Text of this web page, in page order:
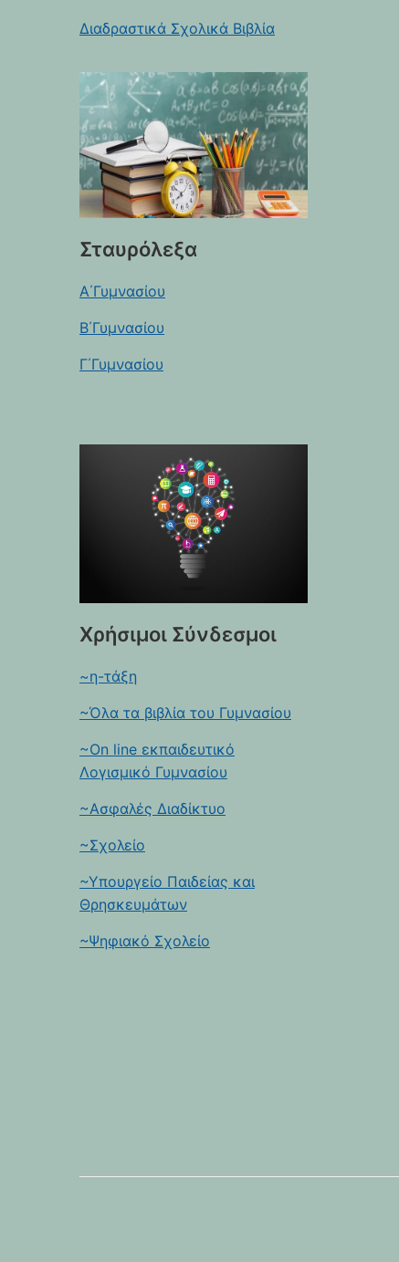
Διαδραστικά Σχολικά Βιβλία
Σταυρόλεξα
Α΄Γυμνασίου
Β΄Γυμνασίου
Γ΄Γυμνασίου
Χρήσιμοι Σύνδεσμοι
~η-τάξη
~Όλα τα βιβλία του Γυμνασίου
~On line εκπαιδευτικό
Λογισμικό Γυμνασίου
~Ασφαλές Διαδίκτυο
~Σχολείο
~Υπουργείο Παιδείας και
Θρησκευμάτων
~Ψηφιακό Σχολείο